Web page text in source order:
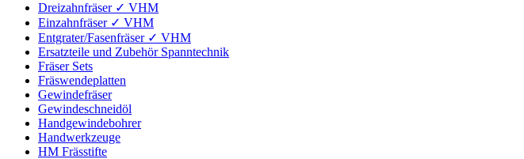
Dreizahnfräser ✓ VHM
Einzahnfräser ✓ VHM
Entgrater/Fasenfräser ✓ VHM
Ersatzteile und Zubehör Spanntechnik
Fräser Sets
Fräswendeplatten
Gewindefräser
Gewindeschneidöl
Handgewindebohrer
Handwerkzeuge
HM Frässtifte